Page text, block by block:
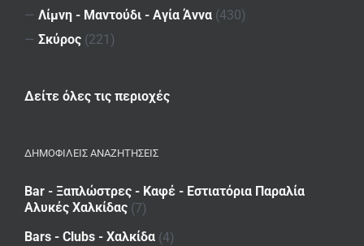
— Λίμνη - Μαντούδι - Αγία Άννα (430)
— Σκύρος (221)
Δείτε όλες τις περιοχές
ΔΗΜΟΦΙΛΕΙΣ ΑΝΑΖΗΤΗΣΕΙΣ
Bar - Ξαπλώστρες - Καφέ - Εστιατόρια Παραλία
Αλυκές Χαλκίδας (7)
Bars - Clubs - Χαλκίδα (4)